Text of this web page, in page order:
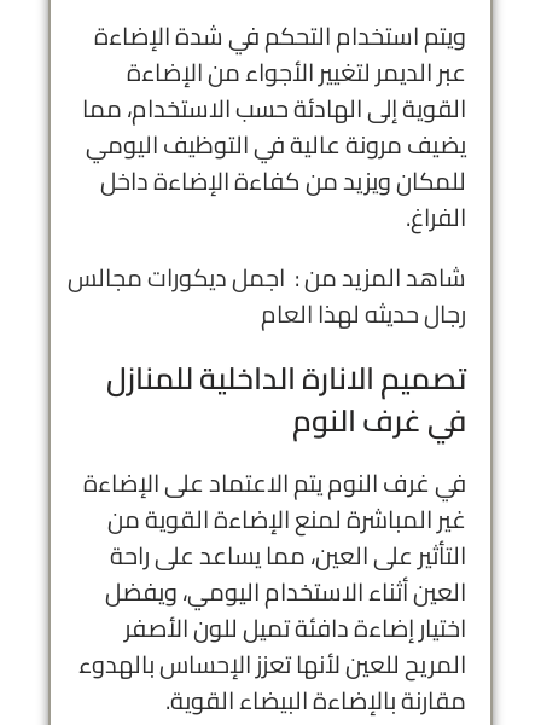
ويتم استخدام التحكم في شدة الإضاءة
عبر الديمر لتغيير الأجواء من الإضاءة
القوية إلى الهادئة حسب الاستخدام، مما
يضيف مرونة عالية في التوظيف اليومي
للمكان ويزيد من كفاءة الإضاءة داخل
الفراغ.
شاهد المزيد من : اجمل ديكورات مجالس
رجال حديثه​ لهذا العام
تصميم الانارة الداخلية للمنازل
في غرف النوم
في غرف النوم يتم الاعتماد على الإضاءة
غير المباشرة لمنع الإضاءة القوية من
التأثير على العين، مما يساعد على راحة
العين أثناء الاستخدام اليومي، ويفضل
اختيار إضاءة دافئة تميل للون الأصفر
المريح للعين لأنها تعزز الإحساس بالهدوء
مقارنة بالإضاءة البيضاء القوية.